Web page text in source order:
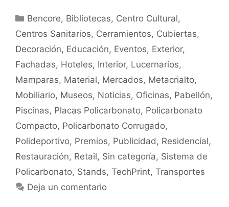
Bencore, Bibliotecas, Centro Cultural,
Centros Sanitarios, Cerramientos, Cubiertas,
Decoración, Educación, Eventos, Exterior,
Fachadas, Hoteles, Interior, Lucernarios,
Mamparas, Material, Mercados, Metacrialto,
Mobiliario, Museos, Noticias, Oficinas, Pabellón,
Piscinas, Placas Policarbonato, Policarbonato
Compacto, Policarbonato Corrugado,
Polideportivo, Premios, Publicidad, Residencial,
Restauración, Retail, Sin categoría, Sistema de
Policarbonato, Stands, TechPrint, Transportes
Deja un comentario